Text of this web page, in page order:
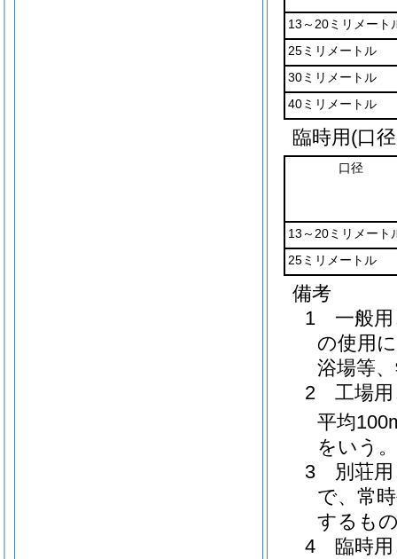
13～20ミリメート
25ミリメートル
30ミリメートル
40ミリメートル
臨時用(口
口径
13～20ミリメート
25ミリメートル
備考
1 一般用
の使用
浴場等
2 工場用
平均
をいう。
3 別荘用
で、常
するも
4 臨時用